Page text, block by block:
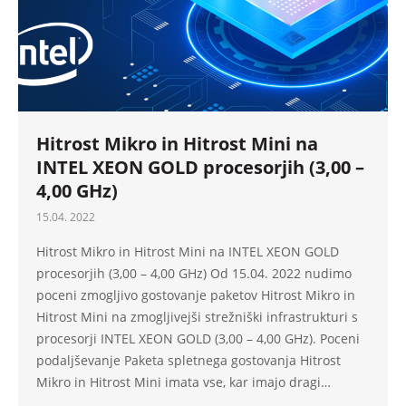
Hitrost Mikro in Hitrost Mini na
INTEL XEON GOLD procesorjih (3,00 –
4,00 GHz)
15.04. 2022
Hitrost Mikro in Hitrost Mini na INTEL XEON GOLD
procesorjih (3,00 – 4,00 GHz) Od 15.04. 2022 nudimo
poceni zmogljivo gostovanje paketov Hitrost Mikro in
Hitrost Mini na zmogljivejši strežniški infrastrukturi s
procesorji INTEL XEON GOLD (3,00 – 4,00 GHz). Poceni
podaljševanje Paketa spletnega gostovanja Hitrost
Mikro in Hitrost Mini imata vse, kar imajo dragi…